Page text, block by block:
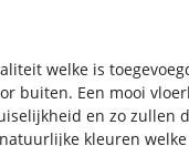
welke is
buiten. Een mooi
en zo zullen
kleuren